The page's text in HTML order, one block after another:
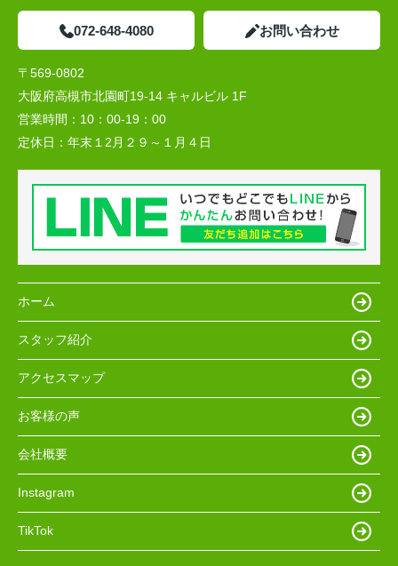
072-648-4080 お問い合わせ
〒569-0802
大阪府高槻市北園町19-14 キャルビル 1F
営業時間： 10：00-19：00
定休日： 年末１2月２９～１月４日
ホーム
スタッフ紹介
アクセスマップ
お客様の声
会社概要
Instagram
TikTok